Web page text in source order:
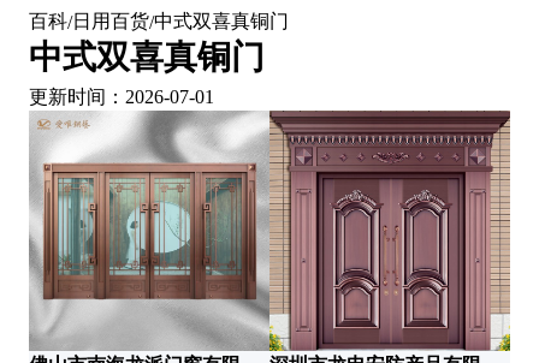
百科/日用百货/中式双喜真铜门
中式双喜真铜门
更新时间：2026-07-01